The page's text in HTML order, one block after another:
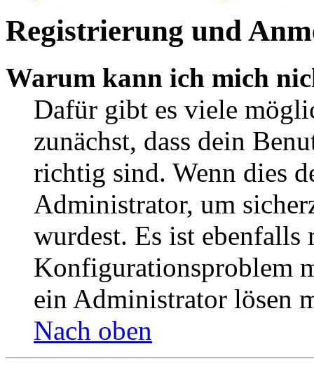
Registrierung und
Warum kann ich mich
Dafür gibt es viele
zunächst, dass dein
richtig sind. Wenn dies
Administrator, um
wurdest. Es ist ebenfalls
Konfigurationsproblem
ein Administrator lösen
Nach oben